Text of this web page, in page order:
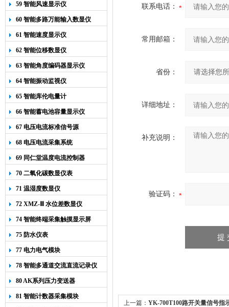
59 智能风速显示仪
60 智能多路万能输入数显仪
61 智能速度显示仪
62 智能位移数显仪
63 智能角度编码器显示仪
64 智能振动监视仪
65 智能库伦电量计
66 智能蓄电池容量显示仪
67 电压电流标准信号源
68 电压电流采集系统
69 同仁堂温度电流控制器
70 二氧化碳数显仪表
71 温湿度数显仪
72 XMZ-Ⅲ 水位差数显仪
74 智能终端采集触摸显示屏
75 防水仪表
77 电力电气模块
78 智能多通道交流直流记录仪
80 AK系列压力变送器
81 智能计数器采集模块
联系电话：
常用邮箱：
省份：
详细地址：
补充说明：
验证码：
上一篇： YK-700T100路开关量信号指